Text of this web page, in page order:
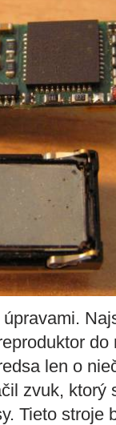
do
len o
zvuk,
Tieto stroje